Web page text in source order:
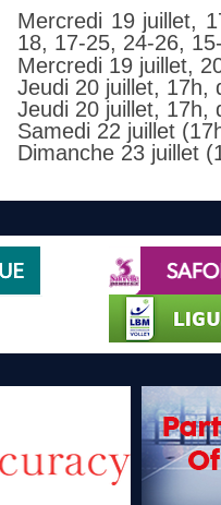
Mercredi 19 juillet,
18, 17-25, 24-26,
Mercredi 19 juillet,
Jeudi 20 juillet, 17h,
Jeudi 20 juillet, 17h,
Samedi 22 juillet
Dimanche 23 juillet